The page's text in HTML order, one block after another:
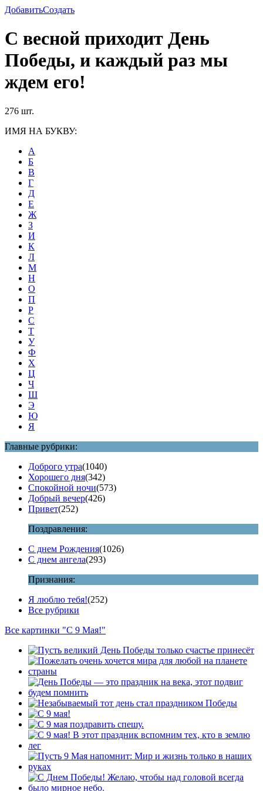
ДобавитьСоздать
С весной приходит День
Победы, и каждый раз мы
ждем его!
276 шт.
ИМЯ НА БУКВУ:
А
Б
В
Г
Д
Е
Ж
З
И
К
Л
М
Н
О
П
Р
С
Т
У
Ф
Х
Ц
Ч
Ш
Э
Ю
Я
Главные рубрики:
Доброго утра(1040)
Хорошего дня(342)
Спокойной ночи(573)
Добрый вечер(426)
Привет(252)
Поздравления:
С днем Рождения(1026)
С днем ангела(293)
Признания:
Я люблю тебя!(252)
Все рубрики
Все картинки "С 9 Мая!"